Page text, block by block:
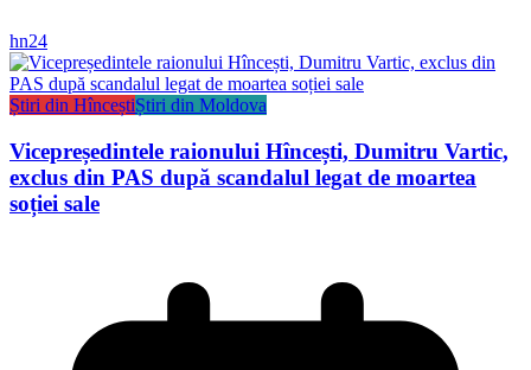
hn24
Știri din HînceștiȘtiri din Moldova
Vicepreședintele raionului Hîncești, Dumitru Vartic,
exclus din PAS după scandalul legat de moartea
soției sale